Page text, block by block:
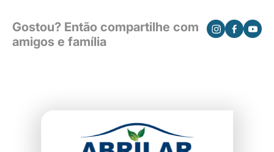
Gostou? Então compartilhe com
amigos e família